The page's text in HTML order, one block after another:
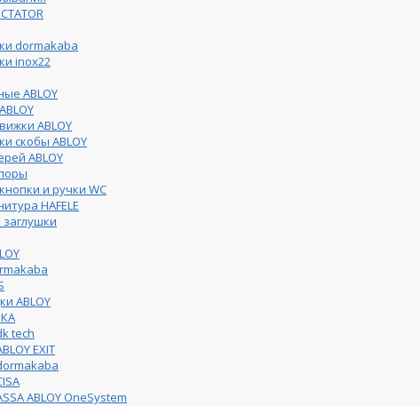
dormakaba
inox22
ABLOY
ABLOY
скобы ABLOY
ABLOY
и ручки WC
HAFELE
ABLOY
tech
EXIT
ABLOY OneSystem